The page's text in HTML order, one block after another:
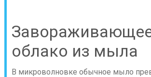
облако из мыла
В микроволновке обычное мыло